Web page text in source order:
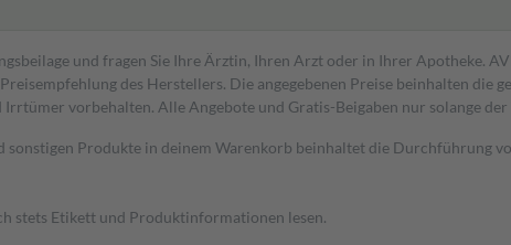
und fragen Sie Ihre Ärztin, Ihren Arzt oder in Ihrer Apotheke.
des Herstellers. Die angegebenen Preise beinhalten die
vorbehalten. Alle Angebote und Gratis-Beigaben nur solange
Produkte in deinem Warenkorb beinhaltet die Durchführung
stets Etikett und Produktinformationen lesen.